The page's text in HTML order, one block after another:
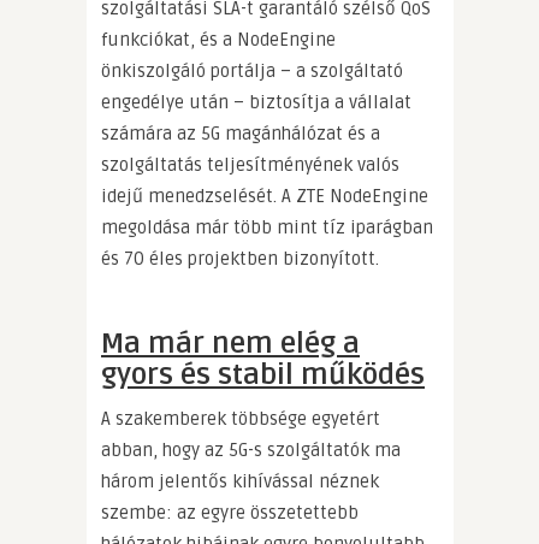
szolgáltatási SLA-t garantáló szélső QoS
funkciókat, és a NodeEngine
önkiszolgáló portálja – a szolgáltató
engedélye után – biztosítja a vállalat
számára az 5G magánhálózat és a
szolgáltatás teljesítményének valós
idejű menedzselését. A ZTE NodeEngine
megoldása már több mint tíz iparágban
és 70 éles projektben bizonyított.
Ma már nem elég a
gyors és stabil működés
A szakemberek többsége egyetért
abban, hogy az 5G-s szolgáltatók ma
három jelentős kihívással néznek
szembe: az egyre összetettebb